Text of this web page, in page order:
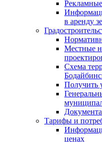
в аренду
Местные
Схема
Получить
Тарифы и
ценах